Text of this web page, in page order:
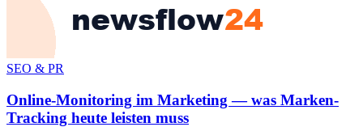
SEO & PR
Online-Monitoring im Marketing — was Marken-
Tracking heute leisten muss